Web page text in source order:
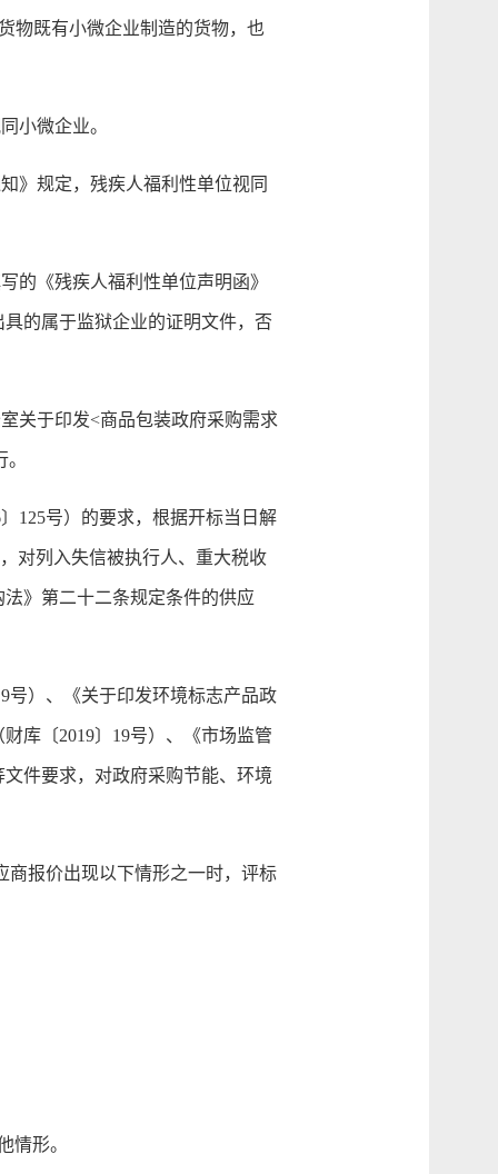
物既有小微企业制造的货物，也
小微企业。
》规定，残疾人福利性单位视同
《残疾人福利性单位声明函》
的属于监狱企业的证明文件，否
关于印发<商品包装政府采购需求
125号）的要求，根据开标当日解
对列入失信被执行人、重大税收
》第二十二条规定条件的供应
）、《关于印发环境标志产品政
库〔2019〕19号）、《市场监管
件要求，对政府采购节能、环境
报价出现以下情形之一时，评标
情形。